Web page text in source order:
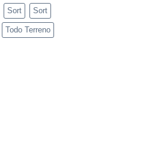
Sort Sort
Todo Terreno